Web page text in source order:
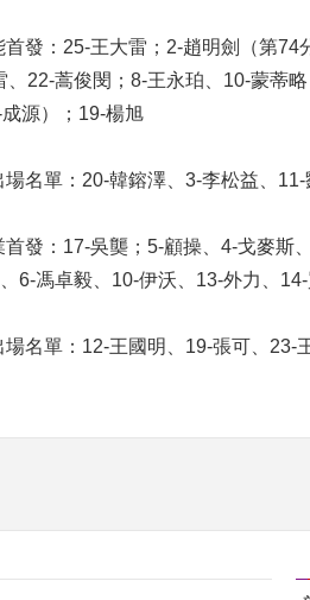
：25-王大雷；2-趙明劍（第74
、22-蒿俊閔；8-王永珀、10-蒙蒂
成源）；19-楊旭
單：20-韓鎔澤、3-李松益、11-
：17-吳龑；5-顧操、4-戈麥斯
6-馮卓毅、10-伊沃、13-外力、
單：12-王國明、19-張可、23-